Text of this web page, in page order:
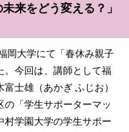
来をどう変える？」
岡大学にて「春休み親子
。今回は、講師として福
士雄（あかぎ ふじお）
の「学生サポーターマッ
村学園大学の学生サポー